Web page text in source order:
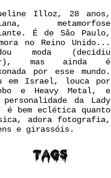
Illoz, 28 anos,
metamorfose
É de São Paulo,
no Reino Unido...
moda (decidiu
mas ainda é
por esse mundo.
em Israel, louca por
e Heavy Metal, e
da Lady
é bem eclética quanto
adora fotografia,
e girassóis.